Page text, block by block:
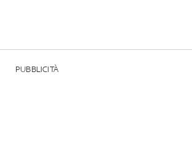
PUBBLICITÀ